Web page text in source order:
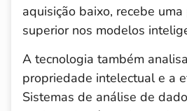
aquisição baixo, recebe
superior nos modelos
A tecnologia também
propriedade intelectual e a
Sistemas de análise de